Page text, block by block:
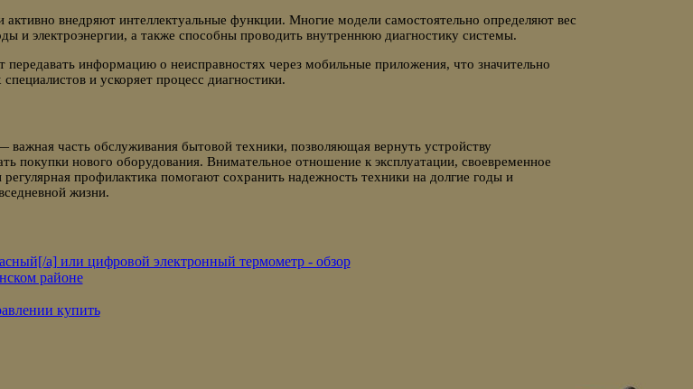
внедряют интеллектуальные функции. Многие модели самостоятельно определяют вес
и электроэнергии, а также способны проводить внутреннюю диагностику системы.
передавать информацию о неисправностях через мобильные приложения, что значительно
и ускоряет процесс диагностики.
часть обслуживания бытовой техники, позволяющая вернуть устройству
покупки нового оборудования. Внимательное отношение к эксплуатации, своевременное
регулярная профилактика помогают сохранить надежность техники на долгие годы и
жизни.
a] или цифровой электронный термометр - обзор
районе
купить